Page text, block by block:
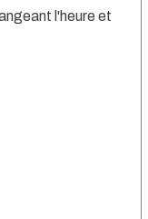
l'heure et